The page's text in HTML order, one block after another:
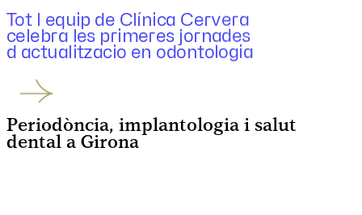
Tot l equip de Clínica Cervera
celebra les primeres jornades
d actualitzacio en odontologia
Periodòncia, implantologia i salut
dental a Girona